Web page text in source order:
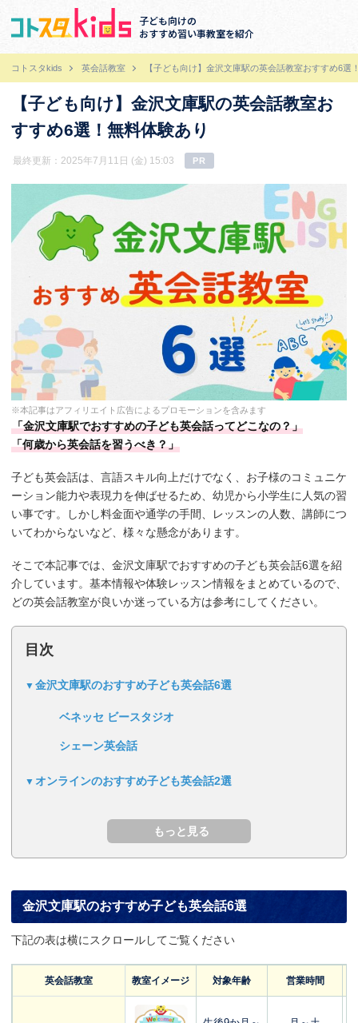
子ども向けの
おすすめ習い事教室を紹介
コトスタkids 英会話教室 【子ども向け】金沢文庫駅の英会話教室おすすめ6選
【子ども向け】金沢文庫駅の英会話教室お
すすめ6選！無料体験あり
最終更新：2025年7月11日 (金) 15:03 PR
※本記事はアフィリエイト広告によるプロモーションを含みます
「金沢文庫駅でおすすめの子ども英会話ってどこなの？」
「何歳から英会話を習うべき？」
子ども英会話は、言語スキル向上だけでなく、お子様のコミュニケ
ーション能力や表現力を伸ばせるため、幼児から小学生に人気の習
い事です。しかし料金面や通学の手間、レッスンの人数、講師につ
いてわからないなど、様々な懸念があります。
そこで本記事では、金沢文庫駅でおすすめの子ども英会話6選を紹
介しています。基本情報や体験レッスン情報をまとめているので、
どの英会話教室が良いか迷っている方は参考にしてください。
目次
金沢文庫駅のおすすめ子ども英会話6選
ベネッセ ビースタジオ
シェーン英会話
オンラインのおすすめ子ども英会話2選
金沢文庫駅のおすすめ子ども英会話6選
下記の表は横にスクロールしてご覧ください
英会話教室 教室イメージ 対象年齢 営業時間